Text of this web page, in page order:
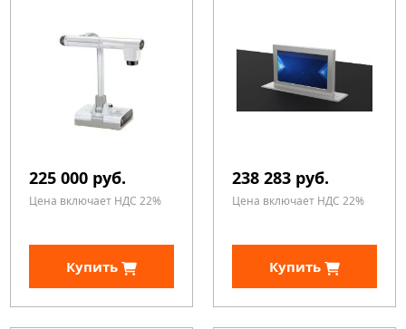
225 000 руб.
Цена включает НДС 22%
Купить
238 283 руб.
Цена включает НДС 22%
Купить